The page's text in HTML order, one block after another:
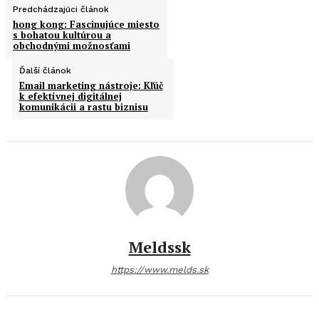
Predchádzajúci článok
hong kong: Fascinujúce miesto
s bohatou kultúrou a
obchodnými možnosťami
Ďalší článok
Email marketing nástroje: Kľúč
k efektívnej digitálnej
komunikácii a rastu biznisu
Meldssk
https://www.melds.sk